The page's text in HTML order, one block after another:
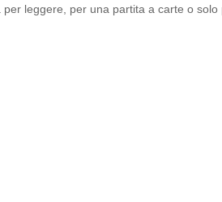
leggere, per una partita a carte o solo